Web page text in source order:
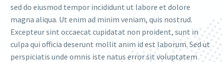
sed do eiusmod tempor incididunt ut labore et dolore
magna aliqua. Ut enim ad minim veniam, quis nostrud.
Excepteur sint occaecat cupidatat non proident, sunt in
culpa qui officia deserunt mollit anim id est laborum. Sed ut
perspiciatis unde omnis iste natus error sit voluptatem